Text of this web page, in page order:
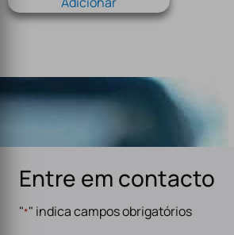
Entre em contacto
"*" indica campos obrigatórios